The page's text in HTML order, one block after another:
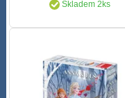
Skladem 2ks